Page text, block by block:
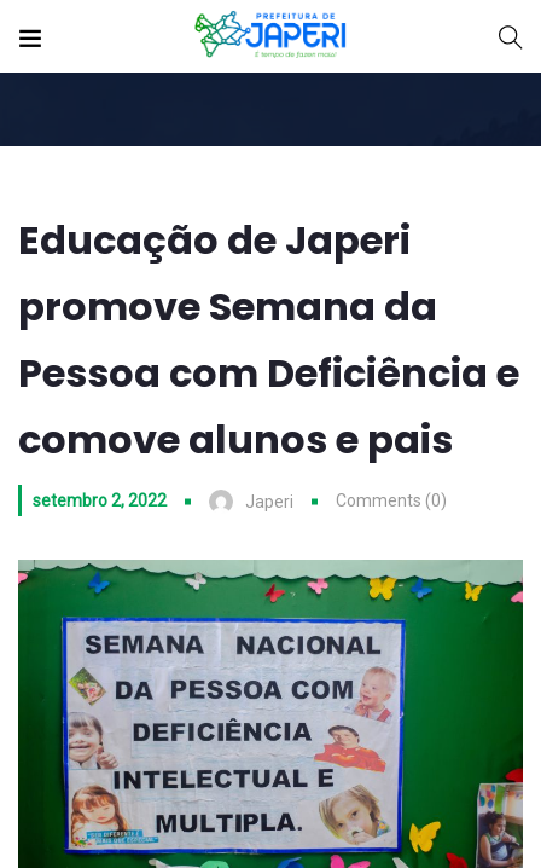
Educação de Japeri
promove Semana da
Pessoa com Deficiência e
comove alunos e pais
setembro 2, 2022 Japeri Comments (0)